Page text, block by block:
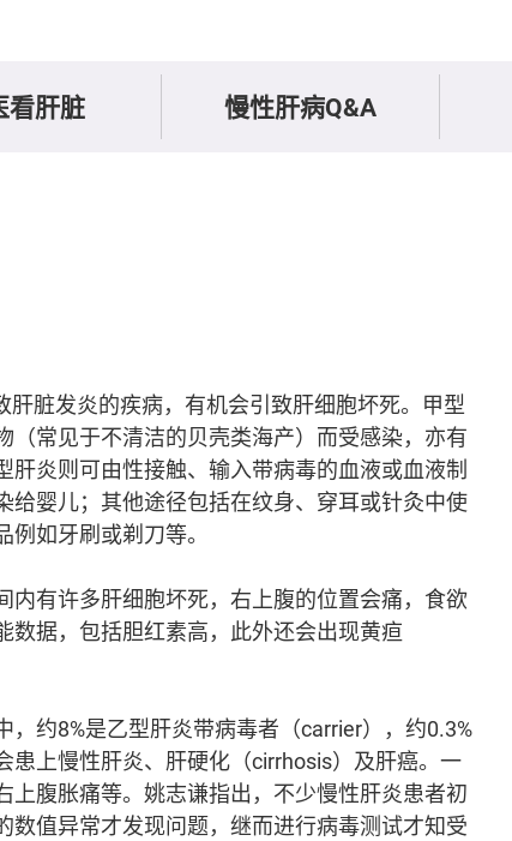
看肝脏 慢性肝病Q&A
脏发炎的疾病，有机会引致肝细胞坏死。甲型
常见于不清洁的贝壳类海产）而受感染，亦有
炎则可由性接触、输入带病毒的血液或血液制
婴儿；其他途径包括在纹身、穿耳或针灸中使
如牙刷或剃刀等。
有许多肝细胞坏死，右上腹的位置会痛，食欲
数据，包括胆红素高，此外还会出现黄疸
约8%是乙型肝炎带病毒者（carrier），约0.3%
上慢性肝炎、肝硬化（cirrhosis）及肝癌。一
腹胀痛等。姚志谦指出，不少慢性肝炎患者初
值异常才发现问题，继而进行病毒测试才知受